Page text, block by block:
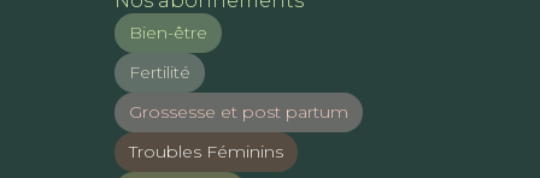
Bien-être
Fertilité
Grossesse et post partum
Troubles Féminins